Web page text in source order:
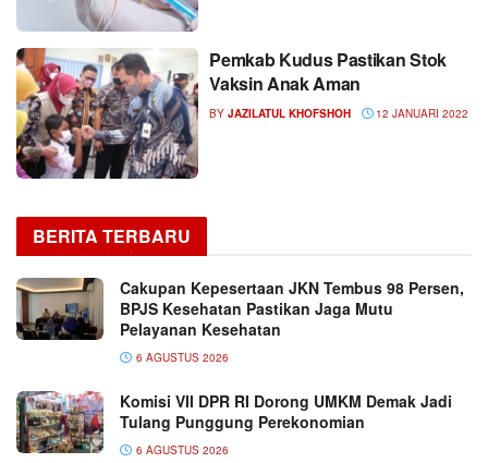
Pemkab Kudus Pastikan Stok
Vaksin Anak Aman
BY JAZILATUL KHOFSHOH 12 JANUARI 2022
BERITA TERBARU
Cakupan Kepesertaan JKN Tembus 98 Persen,
BPJS Kesehatan Pastikan Jaga Mutu
Pelayanan Kesehatan
6 AGUSTUS 2026
Komisi VII DPR RI Dorong UMKM Demak Jadi
Tulang Punggung Perekonomian
6 AGUSTUS 2026